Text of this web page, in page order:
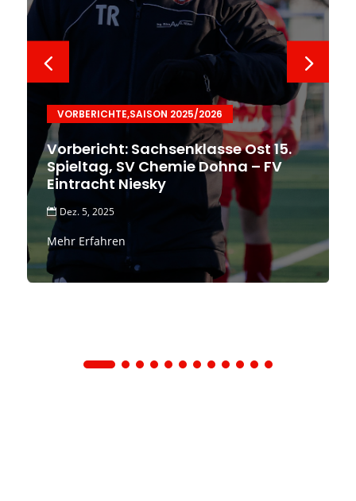
VORBERICHTE,SAISON 2025/2026
Vorbericht: Sachsenklasse Ost 15.
Spieltag, SV Chemie Dohna – FV
Eintracht Niesky
 Dez. 5, 2025
Mehr Erfahren